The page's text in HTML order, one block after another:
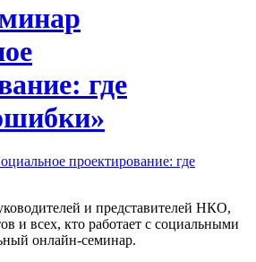
где
и представителей НКО,
и всех, кто работает с социальными
онлайн-семинар.